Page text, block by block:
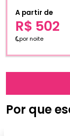
Por que
A partir de
R$ 502
por noite